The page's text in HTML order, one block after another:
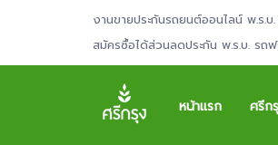
งานขายประกันรถยนต์ออนไลน์ พ.ร
สมัครซื้อได้ส่วนลดประกัน พ.ร.บ. รถ
หน้าแรก ศรีก